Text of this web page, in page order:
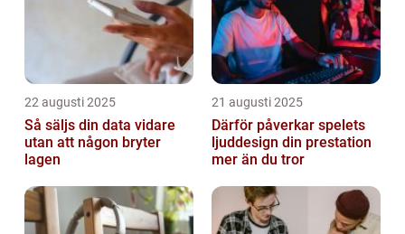
22 augusti 2025
Så säljs din data vidare
utan att någon bryter
lagen
21 augusti 2025
Därför påverkar spelets
ljuddesign din prestation
mer än du tror